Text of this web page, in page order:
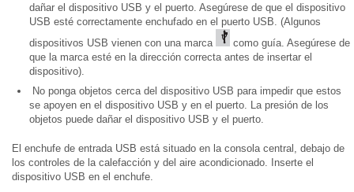
dañar el dispositivo USB y el puerto. Asegúrese de que el dispositivo
USB esté correctamente enchufado en el puerto USB. (Algunos
dispositivos USB vienen con una marca
como guía. Asegúrese de
que la marca esté en la dirección correcta antes de insertar el
dispositivo).
No ponga objetos cerca del dispositivo USB para impedir que estos
se apoyen en el dispositivo USB y en el puerto. La presión de los
objetos puede dañar el dispositivo USB y el puerto.
El enchufe de entrada USB está situado en la consola central, debajo de
los controles de la calefacción y del aire acondicionado. Inserte el
dispositivo USB en el enchufe.